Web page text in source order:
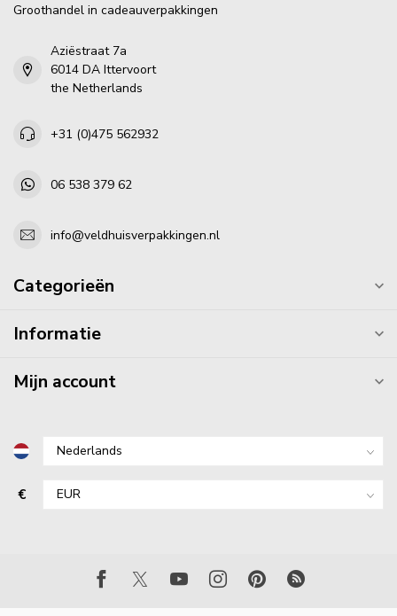
Groothandel in cadeauverpakkingen
Aziëstraat 7a
6014 DA Ittervoort
the Netherlands
+31 (0)475 562932
06 538 379 62
info@veldhuisverpakkingen.nl
Categorieën
Informatie
Mijn account
€